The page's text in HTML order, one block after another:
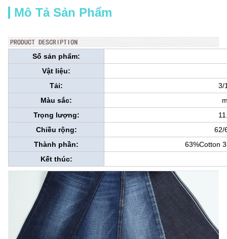
Mô Tả Sản Phẩm
Số sản phẩm:
Vật liệu:
Tải:
3/
Màu sắc:
Trọng lượng:
Chiều rộng:
62/
Thành phần:
63%Cotton
Kết thúc: